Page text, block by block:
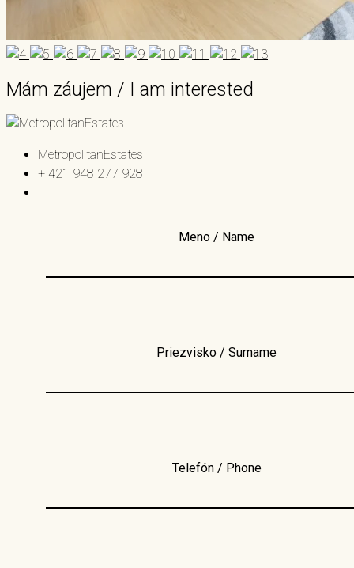
Mám záujem / I am interested
MetropolitanEstates
+ 421 948 277 928
Meno / Name
Priezvisko / Surname
Telefón / Phone